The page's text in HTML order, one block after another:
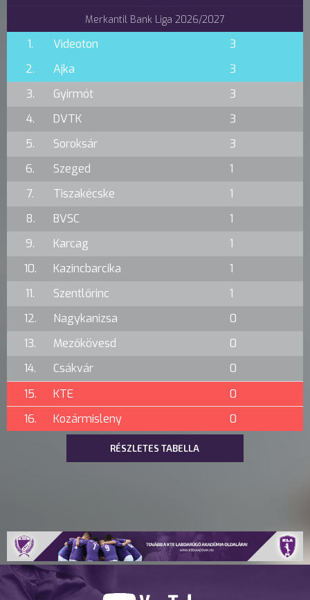
Merkantil Bank Liga 2026/2027
1. Videoton
3
2.
Ajka
3
3.
Gyirmót
3
4.
DVTK
3
5.
Soroksár
3
6.
Szeged
1
7.
Tiszakécske
1
8.
BVSC
1
9.
Karcag
1
10.
Kazincbarcika
1
11.
Szentlőrinc
1
12.
Nagykanizsa
0
13.
Mezőkövesd
0
14.
Csákvár
0
15.
KTE
0
16.
Kozármisleny 0
RÉSZLETES TABELLA